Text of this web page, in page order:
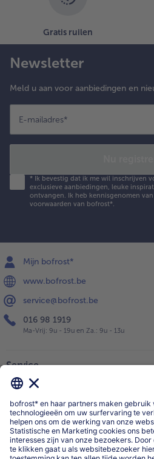
Gratis ruilen
Newsletter
Meld u aan voor aanbiedingen en
E-mailadres*
* Ik bevestig dat ik me wil inschrijven
exclusieve aanbiedingen, leuke
ontvangen. Ik heb kennisgenomen van
voorwaarden van bofrost*.
Mijn bofrost*
www.bofrost.be
service@bofrost.be
016 98 1919
Ma-Vrij: 9u - 19u en Za.: 9u - 13u
Service
Categorieën